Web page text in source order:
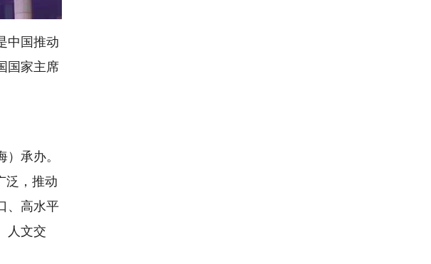
中国推动
国家主席
承办。
泛，推动
、高水平
人文交